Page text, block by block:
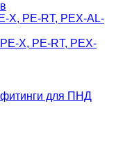
PE-RT, PEX-AL-
X, PE-RT, PEX-
для ПНД